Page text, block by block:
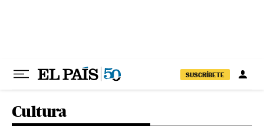
SUSCRÍBETE
Cultura